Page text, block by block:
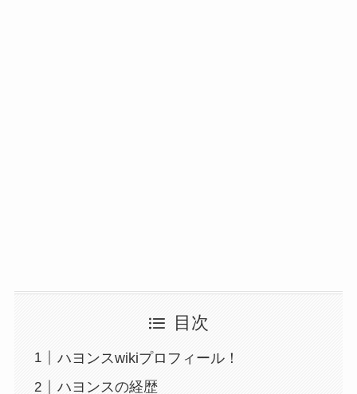
目次
ハヨンスwikiプロフィール！
ハヨンスの経歴